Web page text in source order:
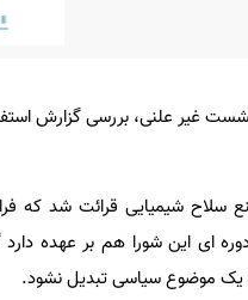
غیر علنی، بررسی گزارش
شیمیایی قرائت شد که
ای این شورا هم بر عهده
یک موضوع سیاسی تبدیل نشود.